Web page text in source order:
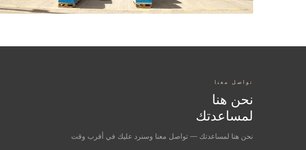
تواصل معنا
نحن هنا
لمساعدتك
نحن هنا لمساعدتك — تواصل معنا وسنرد عليك في أقرب وقت